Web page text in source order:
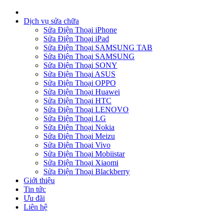
Dịch vụ sửa chữa
Sửa Điện Thoại iPhone
Sửa Điện Thoại iPad
Sửa Điện Thoại SAMSUNG TAB
Sửa Điện Thoại SAMSUNG
Sửa Điện Thoại SONY
Sửa Điện Thoại ASUS
Sửa Điện Thoại OPPO
Sửa Điện Thoại Huawei
Sửa Điện Thoại HTC
Sửa Điện Thoại LENOVO
Sửa Điện Thoại LG
Sửa Điện Thoại Nokia
Sửa Điện Thoại Meizu
Sửa Điện Thoại Vivo
Sửa Điện Thoại Mobiistar
Sửa Điện Thoại Xiaomi
Sửa Điện Thoại Blackberry
Giới thiệu
Tin tức
Ưu đãi
Liên hệ